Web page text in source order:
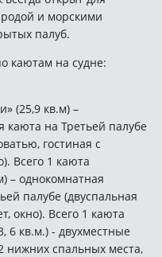
и морскими
палуб.
каютам на судне:
(25,9 кв.м) –
каюта на Третьей палубе
гостиная с
Всего 1 каюта
– однокомнатная
палубе (двуспальная
окно). Всего 1 каюта
6 кв.м.) - двухместные
нижних спальных места,